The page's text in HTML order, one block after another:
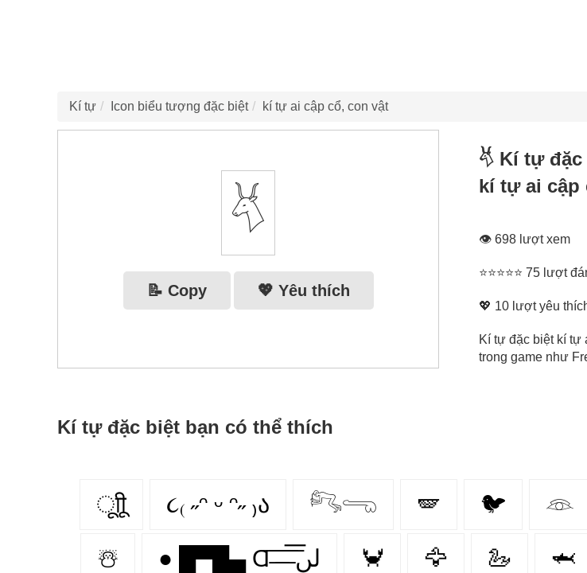
Kí tự Icon biểu tượng đặc biệt kí tự ai cập cổ, con vật
𓄃
📝 Copy 💖 Yêu thích
𓄃 Kí tự đặc
kí tự ai cập
👁 698 lượt xem
⭐⭐⭐⭐⭐ 75 lượt
💖 10 lượt yêu
Kí tự đặc biệt kí tự
trong game như
Kí tự đặc biệt bạn có thể thích
ूाीू ૮₍ ˶ᵔ ᵕ ᵔ˶ ₎ა 𓀐𓂸 🪽 🐦 𓁻
☃️ ● █▀█▄ Ɑ͞ ̶͞ ̶͞ ̶͞ لں͞ 🦀 🦅 🦢 🦈